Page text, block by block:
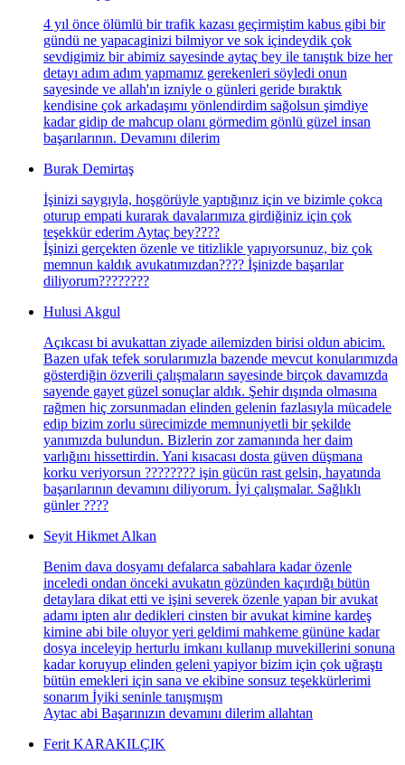
4 yıl önce ölümlü bir trafik kazası geçirmiştim kabus gibi bir
gündü ne yapacaginizi bilmiyor ve sok içindeydik çok
sevdigimiz bir abimiz sayesinde aytaç bey ile tanıştık bize her
detayı adım adım yapmamız gerekenleri söyledi onun
sayesinde ve allah'ın izniyle o günleri geride bıraktık
kendisine çok arkadaşımı yönlendirdim sağolsun şimdiye
kadar gidip de mahcup olanı görmedim gönlü güzel insan
başarılarının. Devamını dilerim
Burak Demirtaş
İşinizi saygıyla, hoşgörüyle yaptığınız için ve bizimle çokca
oturup empati kurarak davalarımıza girdiğiniz için çok
teşekkür ederim Aytaç bey????
İşinizi gerçekten özenle ve titizlikle yapıyorsunuz, biz çok
memnun kaldık avukatımızdan???? İşinizde başarılar
diliyorum????????
Hulusi Akgul
Açıkcası bi avukattan ziyade ailemizden birisi oldun abicim.
Bazen ufak tefek sorularımızla bazende mevcut konularımızda
gösterdiğin özverili çalışmaların sayesinde birçok davamızda
sayende gayet güzel sonuçlar aldık. Şehir dışında olmasına
rağmen hiç zorsunmadan elinden gelenin fazlasıyla mücadele
edip bizim zorlu sürecimizde memnuniyetli bir şekilde
yanımızda bulundun. Bizlerin zor zamanında her daim
varlığını hissettirdin. Yani kısacası dosta güven düşmana
korku veriyorsun ???????? işin gücün rast gelsin, hayatında
başarılarının devamını diliyorum. İyi çalışmalar. Sağlıklı
günler ????
Seyit Hikmet Alkan
Benim dava dosyamı defalarca sabahlara kadar özenle
inceledi ondan önceki avukatın gözünden kaçırdığı bütün
detaylara dikat etti ve işini severek özenle yapan bir avukat
adamı ipten alır dedikleri cinsten bir avukat kimine kardeş
kimine abi bile oluyor yeri geldimi mahkeme gününe kadar
dosya inceleyip herturlu imkanı kullanıp muvekillerini sonuna
kadar koruyup elinden geleni yapiyor bizim için çok uğraştı
bütün emekleri için sana ve ekibine sonsuz teşekkürlerimi
sonarım İyiki seninle tanışmışm
Aytac abi Başarınızın devamını dilerim allahtan
Ferit KARAKILÇIK